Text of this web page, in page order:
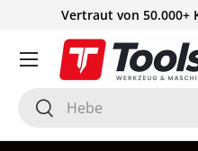
Vertraut von 50.000+
Suchen
Suchen